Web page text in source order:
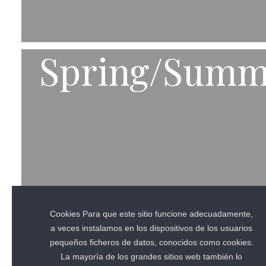
Spring/
Spring/
Cookies Para que este sitio funcione adecuadamente,
a veces instalamos en los dispositivos de los usuarios
pequeños ficheros de datos, conocidos como cookies.
La mayoría de los grandes sitios web también lo